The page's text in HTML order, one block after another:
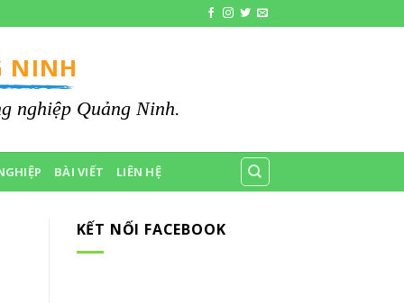
NINH
nghiệp Quảng Ninh.
BÀI VIẾT LIÊN HỆ
KẾT NỐI FACEBOOK